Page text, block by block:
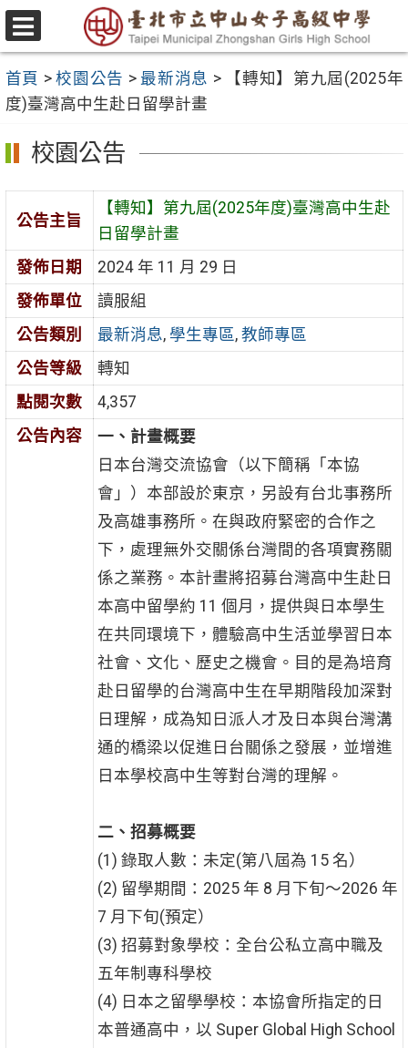
跳
至
要
內
容
區
選
單
首頁 >校園公告 > 最新消息 >
【轉知】第九屆(2025年
度)臺灣高中生赴日留學計畫
校園公告
公告主旨
【轉知】第九屆(2025年度)臺灣高中生赴
日留學計畫
發佈日期
2024 年 11 月 29 日
發佈單位
讀服組
公告類別
最新消息, 學生專區, 教師專區
公告等級
轉知
點閱次數
4,357
公告內容
一、計畫概要
日本台灣交流協會（以下簡稱「本協
會」）本部設於東京，另設有台北事務所
及高雄事務所。在與政府緊密的合作之
下，處理無外交關係台灣間的各項實務關
係之業務。本計畫將招募台灣高中生赴日
本高中留學約 11 個月，提供與日本學生
在共同環境下，體驗高中生活並學習日本
社會、文化、歷史之機會。目的是為培育
赴日留學的台灣高中生在早期階段加深對
日理解，成為知日派人才及日本與台灣溝
通的橋梁以促進日台關係之發展，並增進
日本學校高中生等對台灣的理解。
二、招募概要
(1) 錄取人數：未定(第八屆為 15 名）
(2) 留學期間：2025 年 8 月下旬～2026 年
7 月下旬(預定）
(3) 招募對象學校：全台公私立高中職及
五年制專科學校
(4) 日本之留學學校：本協會所指定的日
本普通高中，以 Super Global High School